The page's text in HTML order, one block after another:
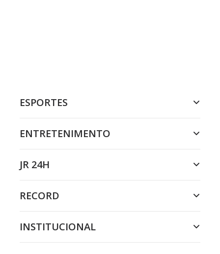
ESPORTES
ENTRETENIMENTO
JR 24H
RECORD
INSTITUCIONAL